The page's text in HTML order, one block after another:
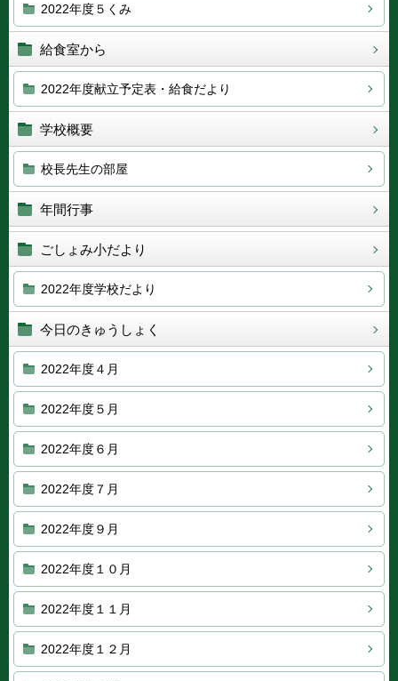
2022年度５くみ
給食室から
2022年度献立予定表・給食だより
学校概要
校長先生の部屋
年間行事
ごしょみ小だより
2022年度学校だより
今日のきゅうしょく
2022年度４月
2022年度５月
2022年度６月
2022年度７月
2022年度９月
2022年度１０月
2022年度１１月
2022年度１２月